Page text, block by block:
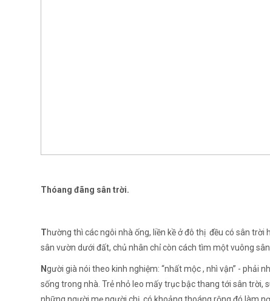
Thóang đãng sân trời.
Thường thì các ngôi nhà ống, liền kề ở đô thị đều có sân
sân vườn dưới đất, chủ nhân chỉ còn cách tìm một vuông
Người già nói theo kinh nghiệm: “nhất mộc , nhì vận” - phải
sống trong nhà. Trẻ nhỏ leo mấy trục bậc thang tới sân